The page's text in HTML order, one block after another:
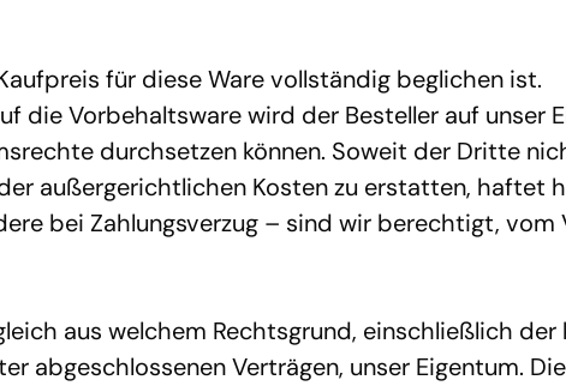
für diese Ware vollständig beglichen ist.
die Vorbehaltsware wird der Besteller auf unser
durchsetzen können. Soweit der Dritte
außergerichtlichen Kosten zu erstatten, haftet
bei Zahlungsverzug – sind wir berechtigt, vom
aus welchem Rechtsgrund, einschließlich
abgeschlossenen Verträgen, unser Eigentum.